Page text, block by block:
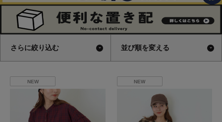
さらに絞り込む 並び順を変える
NEW NEW